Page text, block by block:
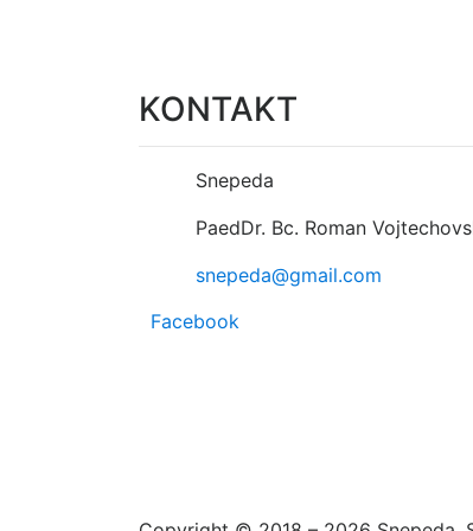
KONTAKT
Snepeda
PaedDr. Bc. Roman
snepeda@gmail.com
Facebook